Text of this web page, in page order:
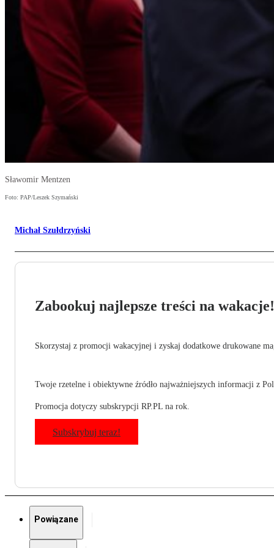
Sławomir Mentzen
Foto: PAP/Leszek Szymański
Michał Szułdrzyński
Zabookuj najlepsze treści na wakacje!
Skorzystaj z promocji wakacyjnej i zyskaj dodatkowe drukowane
Twoje rzetelne i obiektywne źródło najważniejszych informacji z
Promocja dotyczy subskrypcji RP.PL na rok.
Subskrybuj teraz!
Powiązane